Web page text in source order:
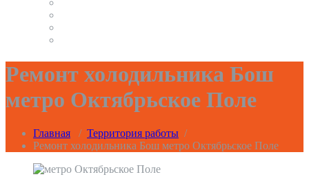
Ремонт холодильника Бош
метро Октябрьское Поле
Главная / Территория работы /
Ремонт холодильника Бош метро Октябрьское Поле